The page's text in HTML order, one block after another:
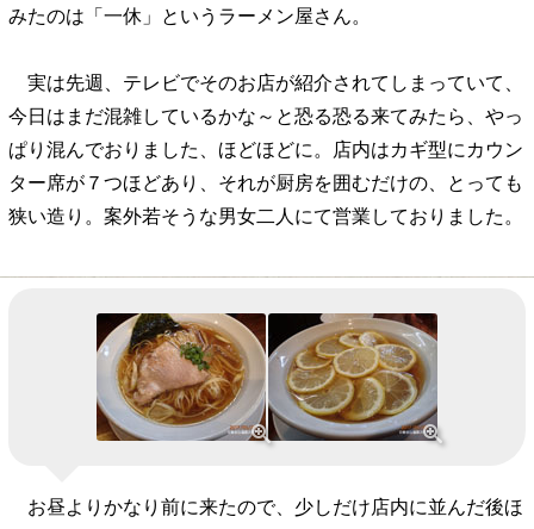
みたのは「一休」というラーメン屋さん。
実は先週、テレビでそのお店が紹介されてしまっていて、
今日はまだ混雑しているかな～と恐る恐る来てみたら、やっ
ぱり混んでおりました、ほどほどに。店内はカギ型にカウン
ター席が７つほどあり、それが厨房を囲むだけの、とっても
狭い造り。案外若そうな男女二人にて営業しておりました。
お昼よりかなり前に来たので、少しだけ店内に並んだ後ほ